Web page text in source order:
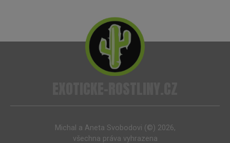
Michal a Aneta Svobodovi (©) 2026,
všechna práva vyhrazena